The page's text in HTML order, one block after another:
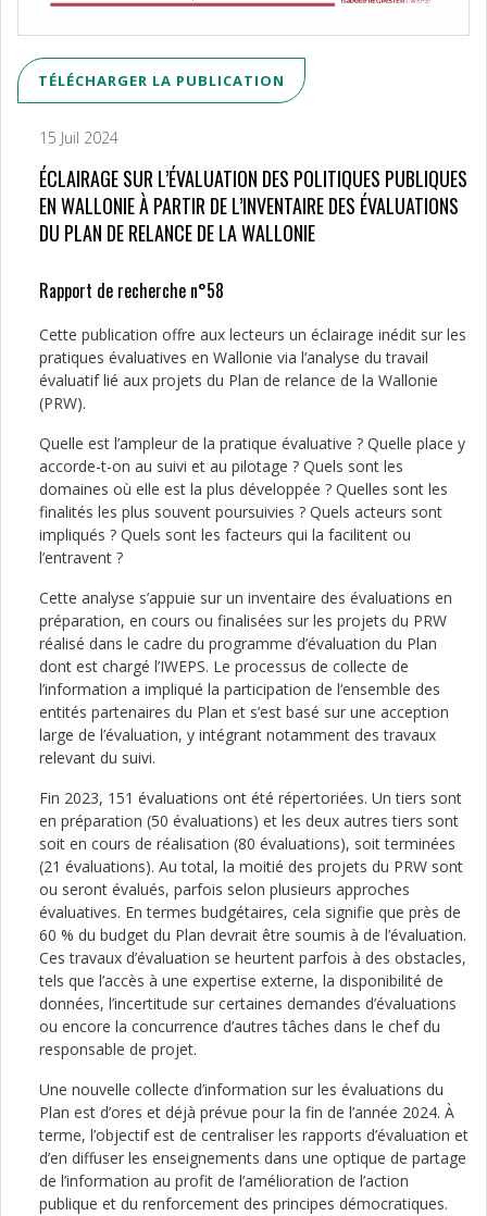
TÉLÉCHARGER LA PUBLICATION
15 Juil 2024
ÉCLAIRAGE SUR L’ÉVALUATION DES POLITIQUES PUBLIQUES
EN WALLONIE À PARTIR DE L’INVENTAIRE DES ÉVALUATIONS
DU PLAN DE RELANCE DE LA WALLONIE
Rapport de recherche n°58
Cette publication offre aux lecteurs un éclairage inédit sur les
pratiques évaluatives en Wallonie via l’analyse du travail
évaluatif lié aux projets du Plan de relance de la Wallonie
(PRW).
Quelle est l’ampleur de la pratique évaluative ? Quelle place y
accorde-t-on au suivi et au pilotage ? Quels sont les
domaines où elle est la plus développée ? Quelles sont les
finalités les plus souvent poursuivies ? Quels acteurs sont
impliqués ? Quels sont les facteurs qui la facilitent ou
l’entravent ?
Cette analyse s’appuie sur un inventaire des évaluations en
préparation, en cours ou finalisées sur les projets du PRW
réalisé dans le cadre du programme d’évaluation du Plan
dont est chargé l’IWEPS. Le processus de collecte de
l’information a impliqué la participation de l’ensemble des
entités partenaires du Plan et s’est basé sur une acception
large de l’évaluation, y intégrant notamment des travaux
relevant du suivi.
Fin 2023, 151 évaluations ont été répertoriées. Un tiers sont
en préparation (50 évaluations) et les deux autres tiers sont
soit en cours de réalisation (80 évaluations), soit terminées
(21 évaluations). Au total, la moitié des projets du PRW sont
ou seront évalués, parfois selon plusieurs approches
évaluatives. En termes budgétaires, cela signifie que près de
60 % du budget du Plan devrait être soumis à de l’évaluation.
Ces travaux d’évaluation se heurtent parfois à des obstacles,
tels que l’accès à une expertise externe, la disponibilité de
données, l’incertitude sur certaines demandes d’évaluations
ou encore la concurrence d’autres tâches dans le chef du
responsable de projet.
Une nouvelle collecte d’information sur les évaluations du
Plan est d’ores et déjà prévue pour la fin de l’année 2024. À
terme, l’objectif est de centraliser les rapports d’évaluation et
d’en diffuser les enseignements dans une optique de partage
de l’information au profit de l’amélioration de l’action
publique et du renforcement des principes démocratiques.